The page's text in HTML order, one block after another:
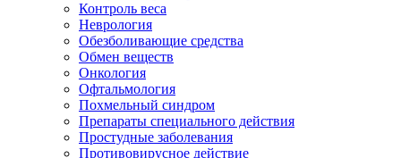
Контроль веса
Неврология
Обезболивающие средства
Обмен веществ
Онкология
Офтальмология
Похмельный синдром
Препараты специального действия
Простудные заболевания
Противовирусное действие